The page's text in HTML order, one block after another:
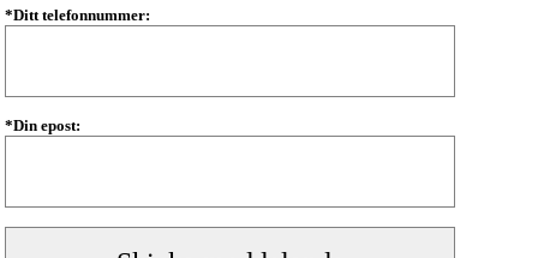
*Ditt telefonnummer:
*Din epost: